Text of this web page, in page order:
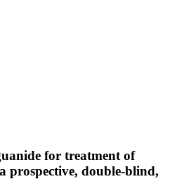
for treatment of
prospective, double-blind,